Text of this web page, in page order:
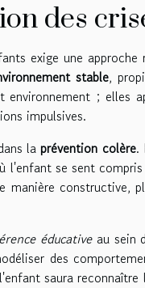
des
exige une
stable,
; elles
impulsives.
laprévention colère.
se sent
constructive,
éducativeau sein
des
saura